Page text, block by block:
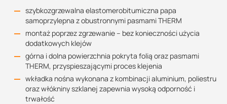
szybkozgrzewalna elastomerobitumiczna papa
samoprzylepna z obustronnymi pasmami THERM
montaż poprzez zgrzewanie – bez konieczności użycia
dodatkowych klejów
górna i dolna powierzchnia pokryta folią oraz pasmami
THERM, przyspieszającymi proces klejenia
wkładka nośna wykonana z kombinacji aluminium, poliestru
oraz włókniny szklanej zapewnia wysoką odporność i
trwałość